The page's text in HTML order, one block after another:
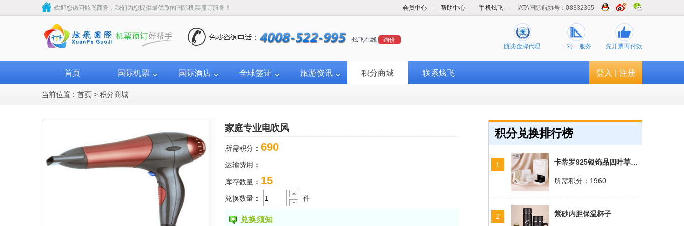
欢迎您访问炫飞商务，我们为您提供最优质的国际机票预订服务！ 会员中心 帮助中心 手机炫飞 IATA国际航协号：08332365
航协金牌代理 一对一服务 先开票再付款
炫飞在线 询价
首页 国际机票 国际酒店 全球签证 旅游资讯 积分商城 联系炫飞 登入 注册
当前位置： 首页 > 积分商城
家庭专业电吹风
所需积分： 690
运输费用：
库存数量： 15
兑换数量： 件
兑换须知
积分兑换排行榜
1 卡蒂罗925银饰品四叶草手链
所需积分：1960
2 紫砂内胆保温杯子